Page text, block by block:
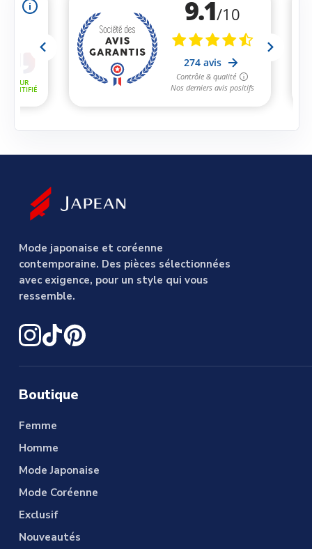
Mode japonaise et coréenne
contemporaine. Des pièces sélectionnées
avec exigence, pour un style qui vous
ressemble.
Boutique
Femme
Homme
Mode Japonaise
Mode Coréenne
Exclusif
Nouveautés